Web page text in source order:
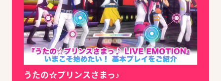
うたの☆プリンスさまっ♪